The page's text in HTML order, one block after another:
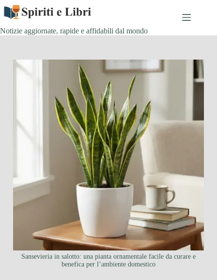
Salta
contenuto
Notizie aggiornate, rapide e affidabili dal mondo
Sansevieria in salotto: una pianta ornamentale facile da curare e
benefica per l’ambiente domestico